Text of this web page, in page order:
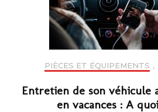
PIÈCES ET ÉQUIPEMENTS ,
Entretien de son véhicule
en vacances : A